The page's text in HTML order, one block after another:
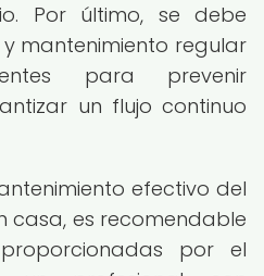
Por último, se debe
mantenimiento regular
para prevenir
un flujo continuo
efectivo del
casa, es recomendable
por el